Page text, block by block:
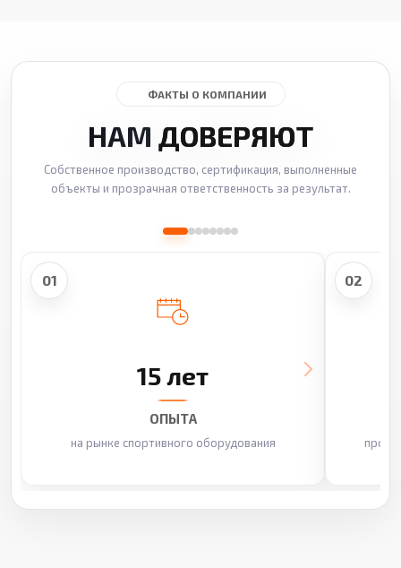
ФАКТЫ О КОМПАНИИ
НАМ ДОВЕРЯЮТ
Собственное производство, сертификация, выполненные
объекты и прозрачная ответственность за результат.
01
15 лет
ОПЫТА
на рынке спортивного оборудования
02